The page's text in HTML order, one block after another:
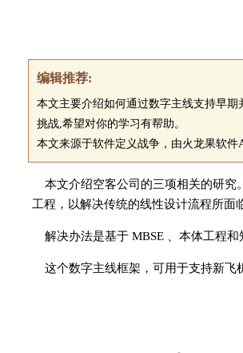
编辑推荐:
本文主要介绍如何通过数字主线支持早
挑战,希望对你的学习有帮助。
本文来源于软件定义战争，由火龙果软件
本文介绍空客公司的三项相关的研
工程，以解决传统的线性设计流程所面
解决办法是基于 MBSE 、本体工程
这个数字主线框架，可用于支持新飞